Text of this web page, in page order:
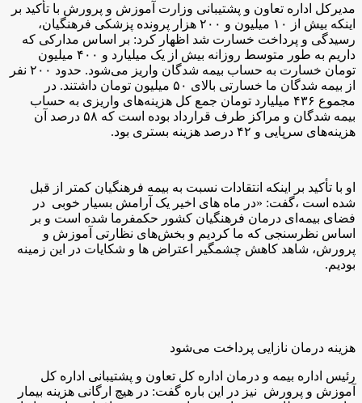
مدیرکل اداره تعاون و پشتیبانی وزارت آموزش و پرورش با تأکید بر
اینکه بیش از ۱۰ میلیون و ۲۰۰ هزار پرونده پزشکی فرهنگیان،
رسیدگی و پرداخت خسارت شد اظهار کرد: بر اساس مدارکی که
داریم به طور متوسط روزانه بیش از یک میلیارد و ۴۰۰ میلیون
تومان خسارت به حساب بیمه شدگان واریز می‌شود. حدود ۲۰۰ نفر
از بیمه شدگان ما خسارتی بالای ۵۰ میلیون تومان داشتند. در
مجموع ۴۳۶ میلیارد تومان جمع کل هزینه‌های واریزی به حساب
بیمه شدگان و مراکز طرف قرارداد بوده است که ۵۸ درصد آن
هزینه‌های سرپایی و ۴۲ درصد هزینه بستری بود.
او با تأکید بر اینکه انتقادات نسبت به بیمه فرهنگیان کمتر از قبل
شده است ،گفت: «در ماه های اخیر یک آرامش بسیار خوبی در
فضای بیمه‌ای درمان فرهنگیان کشور حکمفرما شده است و بر
اساس نظرسنجی که ما کردیم و بخش‌های نظارتی آموزش و
پرورش، شاهد کاهش چشمگیر اعتراض ها و شکایات در این زمینه
بودیم.
هزینه درمان نازایی پرداخت می‌شود
رئیس اداره بیمه و درمان اداره کل تعاون و پشتیبانی اداره کل
آموزش و پرورش نیز در این باره گفت: در هیچ ارگانی هزینه بیمار